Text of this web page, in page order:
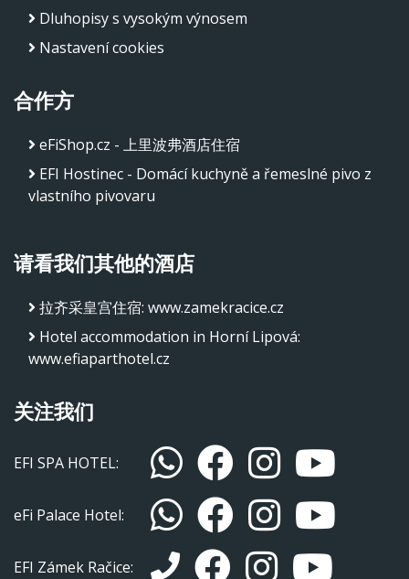
Dluhopisy s vysokým výnosem
Nastavení cookies
合作方
eFiShop.cz - 上里波弗酒店住宿
EFI Hostinec - Domácí kuchyně a řemeslné pivo z
vlastního pivovaru
请看我们其他的酒店
拉齐采皇宫住宿: www.zamekracice.cz
Hotel accommodation in Horní Lipová:
www.efiaparthotel.cz
关注我们
EFI SPA HOTEL:
eFi Palace Hotel:
EFI Zámek Račice: